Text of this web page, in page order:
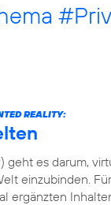
REALITY:
geht es darum,
einzubinden.
ergänzten